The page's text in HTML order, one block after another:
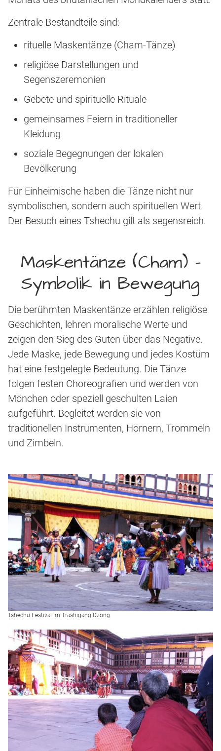
Zentrale Bestandteile sind:
rituelle Maskentänze (Cham-Tänze)
religiöse Darstellungen und
Segenszeremonien
Gebete und spirituelle Rituale
gemeinsames Feiern in traditioneller
Kleidung
soziale Begegnungen der lokalen
Bevölkerung
Für Einheimische haben die Tänze nicht nur
symbolischen, sondern auch spirituellen Wert.
Der Besuch eines Tshechu gilt als segensreich.
Maskentänze (Cham) –
Symbolik in Bewegung
Die berühmten Maskentänze erzählen religiöse
Geschichten, lehren moralische Werte und
zeigen den Sieg des Guten über das Negative.
Jede Maske, jede Bewegung und jedes Kostüm
hat eine festgelegte Bedeutung. Die Tänze
folgen festen Choreografien und werden von
Mönchen oder speziell geschulten Laien
aufgeführt. Begleitet werden sie von
traditionellen Instrumenten, Hörnern, Trommeln
und Zimbeln.
Tshechu Festival im Trashigang Dzong